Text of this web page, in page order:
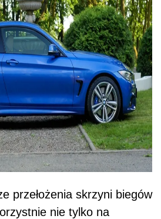
przełożenia skrzyni biegów
nie tylko na